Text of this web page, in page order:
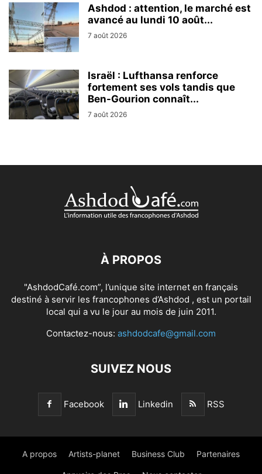
Ashdod : attention, le marché est
avancé au lundi 10 août...
7 août 2026
Israël : Lufthansa renforce
fortement ses vols tandis que
Ben-Gourion connaît...
7 août 2026
À PROPOS
"AshdodCafé.com”, l’unique site internet en français
destiné à servir les francophones d’Ashdod , est un portail
local qui a vu le jour au mois de juin 2011.
Contactez-nous: ashdodcafe@gmail.com
SUIVEZ NOUS
Facebook Linkedin RSS
A propos Artists-planet Business Club Partenaires